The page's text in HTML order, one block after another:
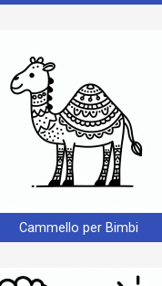
Cammello per Bimbi